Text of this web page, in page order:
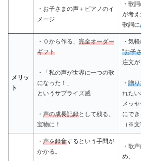
・お子さまの声＋ピアノのイ
メージ
・歌
が考え
歌詞に
メリッ
ト
・０から作る、 完全オーダー
ギフト
・「私の声が世界に一つの歌
になった！」
というサプライズ感
・ 声の成長記録として残る、
宝物に！
・気
‟お子
注文が
・ 贈
れたい
メッ
にでき
（※
・ 声を録音するという手間が
かかる。
・歌
め、